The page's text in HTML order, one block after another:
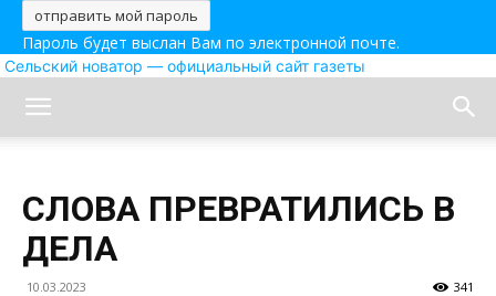
Пароль будет выслан Вам по электронной почте.
Сельский новатор — официальный сайт газеты
СЛОВА ПРЕВРАТИЛИСЬ В
ДЕЛА
10.03.2023 341